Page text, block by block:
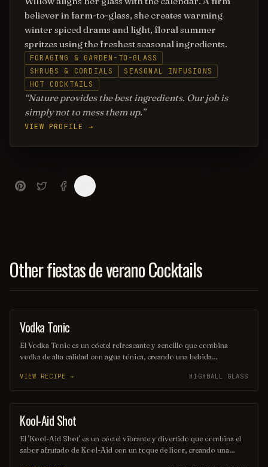
believer in farm-to-glass, she creates warming
winter spiced drams and light, floral summer
spritzes using the freshest seasonal ingredients.
FORAGING & GARDEN-TO-GLASS
SHRUBS & CORDIALS
SEASONAL INFUSIONS
HOT COCKTAILS
Nature provides the best ingredients. Our job is
simply not to mess them up.
VIEW PROFILE →
Other fiestas de verano Cocktails
COCKTAIL
Vodka Tonic
El Vodka Tonic es un cóctel refrescante y sencillo que combina
vodka de alta calidad con agua tónica, creando una bebida
adornado con una rodaja de limón o lima, lo que realza su sabor y
aroma. Ideal para cualquier ocasión, es una opción popular entre los
amantes de los cócteles.
VIEW RECIPE → HIGHBALL GLASS
SHOT
Kool-Aid Shot
El 'Kool-Aid Shot' es un cóctel vibrante y divertido que combina el
sabor afrutado de Kool-Aid con un toque de licor, creando una